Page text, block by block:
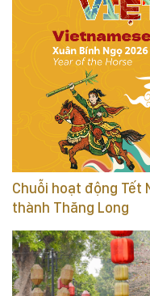
Chuỗi hoạt động Tết
thành Thăng Long